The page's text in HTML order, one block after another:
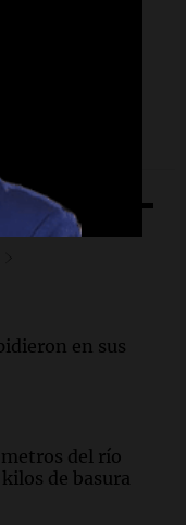
en sus
del río
de basura